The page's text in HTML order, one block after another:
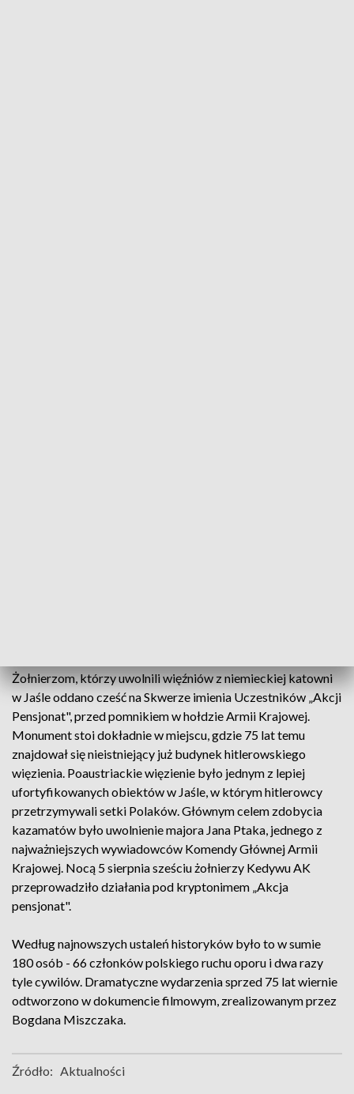
Żołnierzom, którzy uwolnili więźniów z niemieckiej katowni
w Jaśle oddano cześć na Skwerze imienia Uczestników „Akcji
Pensjonat", przed pomnikiem w hołdzie Armii Krajowej.
Monument stoi dokładnie w miejscu, gdzie 75 lat temu
znajdował się nieistniejący już budynek hitlerowskiego
więzienia. Poaustriackie więzienie było jednym z lepiej
ufortyfikowanych obiektów w Jaśle, w którym hitlerowcy
przetrzymywali setki Polaków. Głównym celem zdobycia
kazamatów było uwolnienie majora Jana Ptaka, jednego z
najważniejszych wywiadowców Komendy Głównej Armii
Krajowej. Nocą 5 sierpnia sześciu żołnierzy Kedywu AK
przeprowadziło działania pod kryptonimem „Akcja
pensjonat".
Według najnowszych ustaleń historyków było to w sumie
180 osób - 66 członków polskiego ruchu oporu i dwa razy
tyle cywilów. Dramatyczne wydarzenia sprzed 75 lat wiernie
odtworzono w dokumencie filmowym, zrealizowanym przez
Bogdana Miszczaka.
Źródło: Aktualności